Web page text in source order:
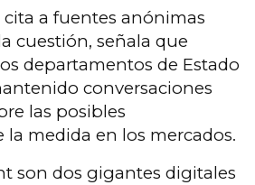
a fuentes anónimas
cuestión, señala que
departamentos de Estado
conversaciones
las posibles
la medida en los mercados.
son dos gigantes digitales